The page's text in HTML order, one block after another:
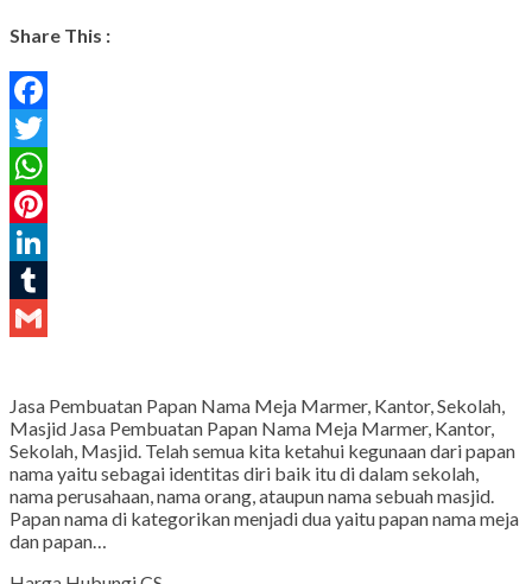
Share This :
Facebook
Twitter
WhatsApp
Pinterest
LinkedIn
Tumblr
Jasa Pembuatan Papan Nama Meja Marmer, Kantor, Sekolah,
Masjid Jasa Pembuatan Papan Nama Meja Marmer, Kantor,
Sekolah, Masjid. Telah semua kita ketahui kegunaan dari papan
nama yaitu sebagai identitas diri baik itu di dalam sekolah,
nama perusahaan, nama orang, ataupun nama sebuah masjid.
Papan nama di kategorikan menjadi dua yaitu papan nama meja
dan papan…